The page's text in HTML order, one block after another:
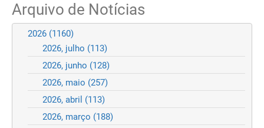
Arquivo de Notícias
2026 (1160)
2026, julho (113)
2026, junho (128)
2026, maio (257)
2026, abril (113)
2026, março (188)